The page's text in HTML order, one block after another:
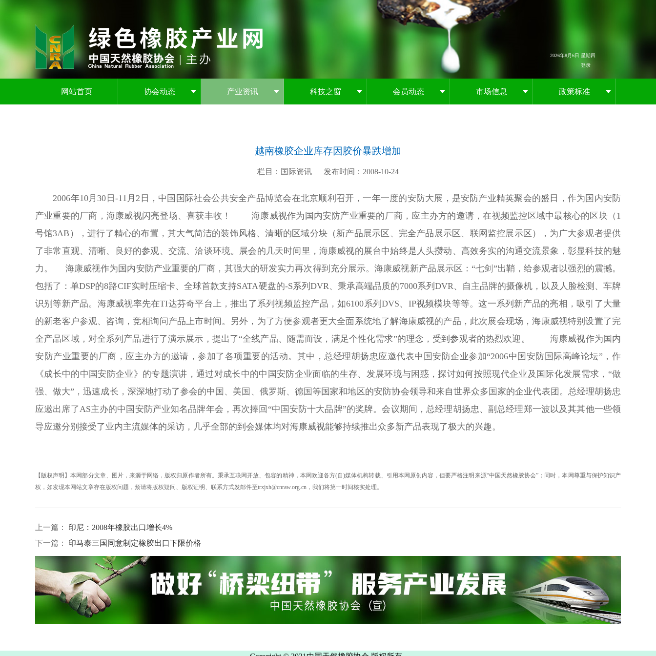
2026年8月6日 星期四
登录
网站首页 协会动态 产业资讯 科技之窗 会员动态 市场信息 政策标准
越南橡胶企业库存因胶价暴跌增加
栏目：国际资讯 发布时间：2008-10-24
2006年10月30日-11月2日，中国国际社会公共安全产品博览会在北京顺利召开，一年一度的安防大展，是安防产业精英聚会的盛日，作为国内安防
产业重要的厂商，海康威视闪亮登场、喜获丰收！ 海康威视作为国内安防产业重要的厂商，应主办方的邀请，在视频监控区域中最核心的区块（1
号馆3AB），进行了精心的布置，其大气简洁的装饰风格、清晰的区域分块（新产品展示区、完全产品展示区、联网监控展示区），为广大参观者提供
了非常直观、清晰、良好的参观、交流、洽谈环境。展会的几天时间里，海康威视的展台中始终是人头攒动、高效务实的沟通交流景象，彰显科技的魅
力。 海康威视作为国内安防产业重要的厂商，其强大的研发实力再次得到充分展示。海康威视新产品展示区：“七剑”出鞘，给参观者以强烈的震撼。
包括了：单DSP的8路CIF实时压缩卡、全球首款支持SATA硬盘的-S系列DVR、秉承高端品质的7000系列DVR、自主品牌的摄像机，以及人脸检测、车牌
识别等新产品。海康威视率先在TI达芬奇平台上，推出了系列视频监控产品，如6100系列DVS、IP视频模块等等。这一系列新产品的亮相，吸引了大量
的新老客户参观、咨询，竞相询问产品上市时间。另外，为了方便参观者更大全面系统地了解海康威视的产品，此次展会现场，海康威视特别设置了完
全产品区域，对全系列产品进行了演示展示，提出了“全线产品、随需而设，满足个性化需求”的理念，受到参观者的热烈欢迎。 海康威视作为国内
安防产业重要的厂商，应主办方的邀请，参加了各项重要的活动。其中，总经理胡扬忠应邀代表中国安防企业参加“2006中国安防国际高峰论坛”，作
《成长中的中国安防企业》的专题演讲，通过对成长中的中国安防企业面临的生存、发展环境与困惑，探讨如何按照现代企业及国际化发展需求，“做
强、做大”，迅速成长，深深地打动了参会的中国、美国、俄罗斯、德国等国家和地区的安防协会领导和来自世界众多国家的企业代表团。总经理胡扬忠
应邀出席了AS主办的中国安防产业知名品牌年会，再次捧回“中国安防十大品牌”的奖牌。会议期间，总经理胡扬忠、副总经理郑一波以及其其他一些领
导应邀分别接受了业内主流媒体的采访，几乎全部的到会媒体均对海康威视能够持续推出众多新产品表现了极大的兴趣。
【版权声明】本网部分文章、图片，来源于网络，版权归原作者所有。秉承互联网开放、包容的精神，本网欢迎各方(自)媒体机构转载、引用本网原创内容，但要严格注明来源“中国天然橡胶协会”；同时，本网尊重与保护知识产
权，如发现本网站文章存在版权问题，烦请将版权疑问、版权证明、联系方式发邮件至trxjxh@cnraw.org.cn，我们将第一时间核实处理。
上一篇：
印尼：2008年橡胶出口增长4%
下一篇：
印马泰三国同意制定橡胶出口下限价格